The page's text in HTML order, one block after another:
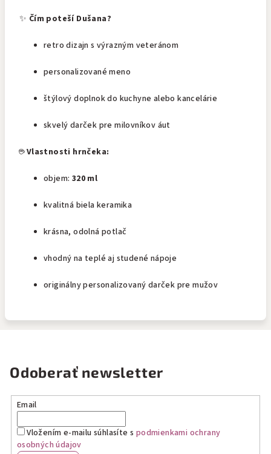
✨ Čím poteší Dušana?
retro dizajn s výrazným veteránom
personalizované meno
štýlový doplnok do kuchyne alebo kancelárie
skvelý darček pre milovníkov áut
☕Vlastnosti hrnčeka:
objem: 320 ml
kvalitná biela keramika
krásna, odolná potlač
vhodný na teplé aj studené nápoje
originálny personalizovaný darček pre mužov
Odoberať newsletter
Email
Vložením e-mailu súhlasíte s podmienkami ochrany
osobných údajov